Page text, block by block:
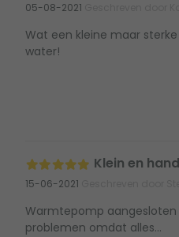
05-08-2021
Wat een kleine maar
water!
Klein en
15-06-2021
Warmtepomp aangesloten
problemen omdat alles...